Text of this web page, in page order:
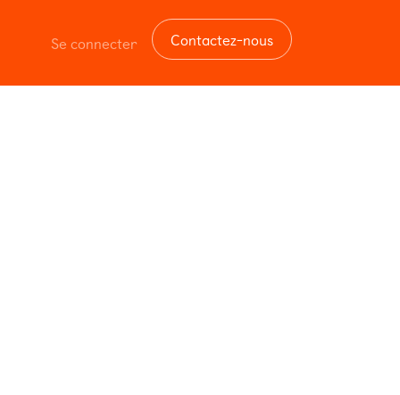
Se connecter Contactez-nous